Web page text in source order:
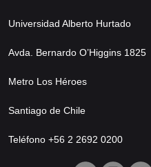
Universidad Alberto Hurtado
Avda. Bernardo O’Higgins 1825
Metro Los Héroes
Santiago de Chile
Teléfono +56 2 2692 0200